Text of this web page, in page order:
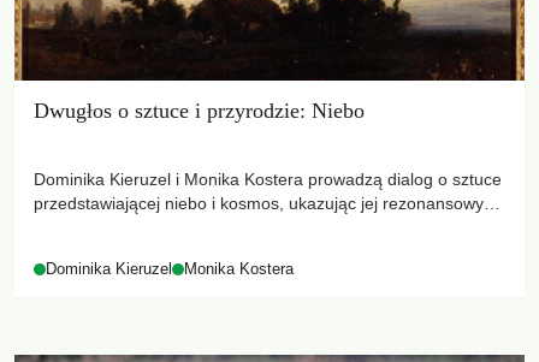
Dwugłos o sztuce i przyrodzie: Niebo
Dominika Kieruzel i Monika Kostera prowadzą dialog o sztuce
przedstawiającej niebo i kosmos, ukazując jej rezonansowy
Dominika Kieruzel Monika Kostera